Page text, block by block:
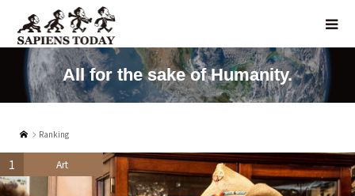
All for the sake of Humanity.
Ranking
1 Art